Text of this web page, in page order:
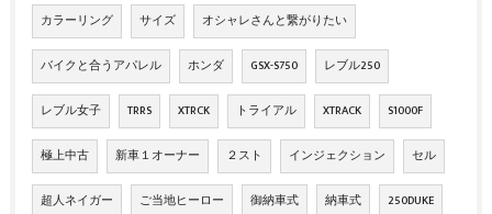
カラーリング サイズ オシャレさんと繋がりたい
バイクと合うアパレル ホンダ GSX-S750 レブル250
レブル女子 TRRS XTRCK トライアル XTRACK S1000F
極上中古 新車１オーナー ２スト インジェクション セル
超人ネイガー ご当地ヒーロー 御納車式 納車式 250DUKE